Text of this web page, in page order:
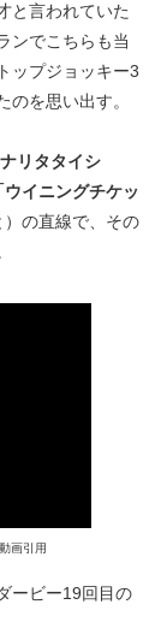
と言われていた
ンでこちらも当
ップジョッキー3
のを思い出す。
ナリタタイシ
ウイニングチケッ
の直線で、その
画引用
ービー19回目の